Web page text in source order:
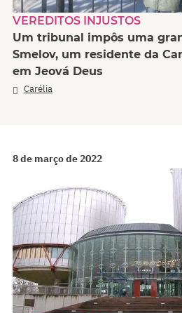
VEREDITOS INJUSTOS
Um tribunal impôs uma
Smelov, um residente da
em Jeová Deus
Carélia
8 de março de 2022